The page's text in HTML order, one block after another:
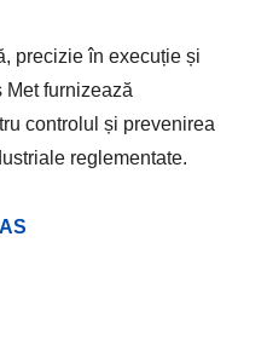
precizie în execuție și
furnizează
controlul și prevenirea
reglementate.